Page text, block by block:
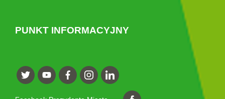
PUNKT INFORMACYJNY